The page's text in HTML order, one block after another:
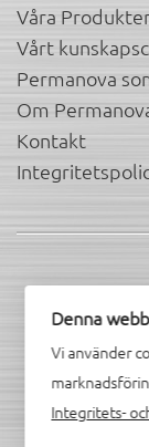
Våra
Vårt
Permanova
Om
Kontakt
Denna
Vi använder
Integritets-